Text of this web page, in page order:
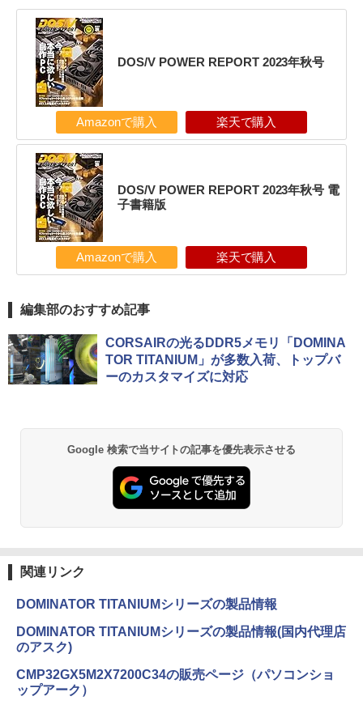
DOS/V POWER REPORT 2023年秋号
Amazonで購入 楽天で購入
DOS/V POWER REPORT 2023年秋号 電
子書籍版
Amazonで購入 楽天で購入
編集部のおすすめ記事
CORSAIRの光るDDR5メモリ「DOMINA
TOR TITANIUM」が多数入荷、トップバ
ーのカスタマイズに対応
Google 検索で当サイトの記事を優先表示させる
関連リンク
DOMINATOR TITANIUMシリーズの製品情報
DOMINATOR TITANIUMシリーズの製品情報(国内代理店
のアスク)
CMP32GX5M2X7200C34の販売ページ（パソコンショ
ップアーク）